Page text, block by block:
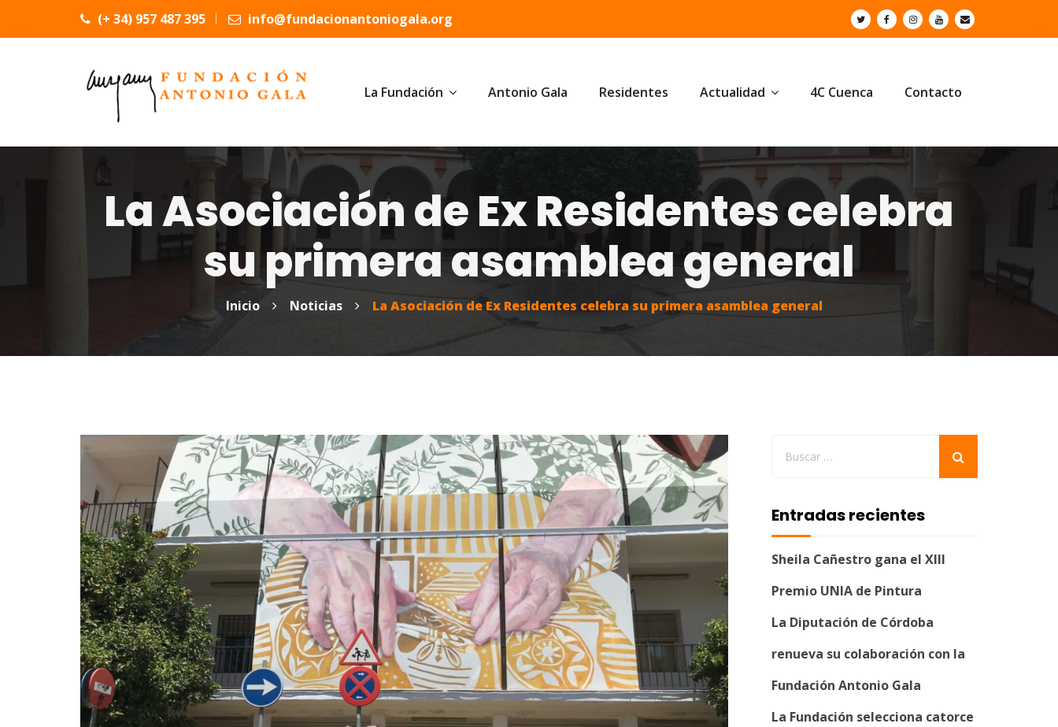
(+ 34) 957 487 395 info@fundacionantoniogala.org
La Fundación Antonio Gala Residentes Actualidad 4C Cuenca Contacto
La Asociación de Ex Residentes celebra
su primera asamblea general
Inicio Noticias La Asociación de Ex Residentes celebra su primera asamblea general
Entradas recientes
Sheila Cañestro gana el XIII
Premio UNIA de Pintura
La Diputación de Córdoba
renueva su colaboración con la
Fundación Antonio Gala
La Fundación selecciona catorce